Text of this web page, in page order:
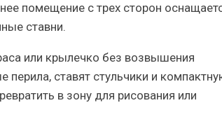
помещение с трех сторон
ставни.
или крылечко без возвышения
перила, ставят стульчики и
в зону для рисования или